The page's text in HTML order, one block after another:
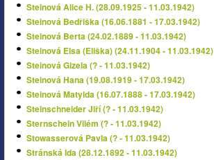
Steinová Alice H. (28.09.1925 - 11.03.1942)
Steinová Bedřiška (16.06.1881 - 17.03.1942)
Steinová Berta (24.02.1889 - 11.03.1942)
Steinová Elsa (Eliška) (24.11.1904 - 11.03.1942)
Steinová Gizela (? - 11.03.1942)
Steinová Hana (19.08.1919 - 17.03.1942)
Steinová Matylda (16.07.1888 - 17.03.1942)
Steinschneider Jiří (? - 11.03.1942)
Sternschein Vilém (? - 11.03.1942)
Stowasserová Pavla (? - 11.03.1942)
Stránská Ida (28.12.1892 - 11.03.1942)